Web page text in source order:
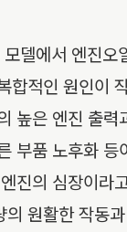
델에서 엔진오
합적인 원인이
높은 엔진 출력
부품 노후화 등
진의 심장이라
의 원활한 작동